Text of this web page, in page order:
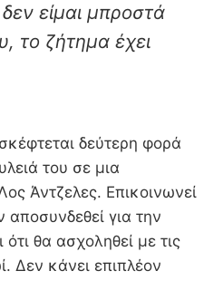
είμαι μπροστά
το ζήτημα έχει
δεύτερη φορά
του σε μια
Άντζελες. Επικοινωνεί
αποσυνδεθεί για την
θα ασχοληθεί με τις
Δεν κάνει επιπλέον